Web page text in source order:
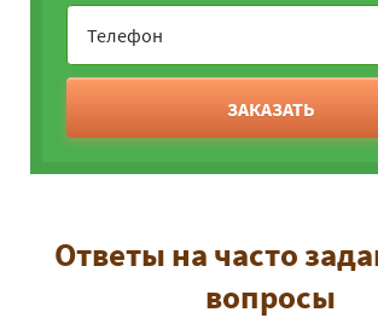
ЗАКАЗАТЬ
Ответы на часто
вопросы